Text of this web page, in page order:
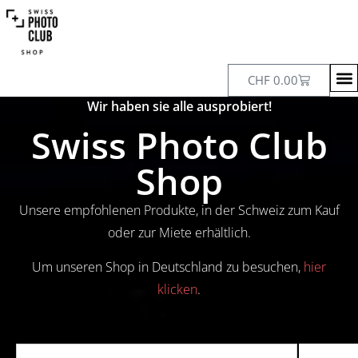
CHF 0.00
Wir haben sie alle ausprobiert!
Swiss Photo Club
Shop
Unsere empfohlenen Produkte, in der Schweiz zum Kauf
oder zur Miete erhältlich.
Um unseren Shop in Deutschland zu besuchen, hier
klicken.